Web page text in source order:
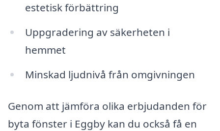
estetisk förbättring
Uppgradering av säkerheten i
hemmet
Minskad ljudnivå från omgivningen
Genom att jämföra olika erbjudanden för
byta fönster i Eggby kan du också få en